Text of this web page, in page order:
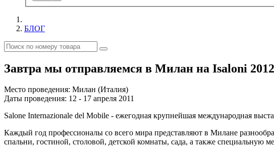
БЛОГ
Завтра мы отправляемся в Милан на Isaloni
Место проведения: Милан (Италия)
Даты проведения: 12 - 17 апреля 2011
Salone Internazionale del Mobile - ежегодная крупнейшая международная
Каждый год профессионалы со всего мира представляют в Милане
спальни, гостиной, столовой, детской комнаты, сада, а также специальную